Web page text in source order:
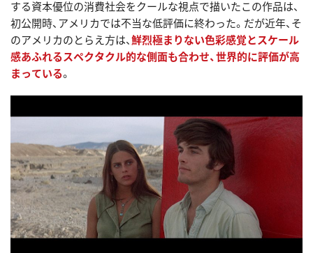
する資本優位の消費社会をクールな視点で描いたこの作品は、
初公開時、アメリカでは不当な低評価に終わった。だが近年、そ
のアメリカのとらえ方は、鮮烈極まりない色彩感覚とスケール
感あふれるスペクタクル的な側面も合わせ、世界的に評価が高
まっている。